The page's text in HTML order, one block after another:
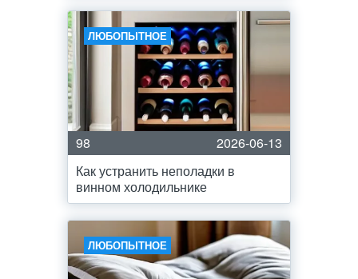
ЛЮБОПЫТНОЕ
98
2026-06-13
Как устранить неполадки в
винном холодильнике
ЛЮБОПЫТНОЕ